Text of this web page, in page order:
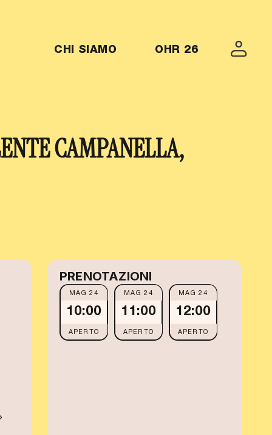
MENU-OHR26
CHI SIAMO OHR 26
CAMPANELLA,
PRENOTAZIONI
MAG 24
10:00
APERTO
MAG 24
11:00
APERTO
MAG 24
12:00
APERTO